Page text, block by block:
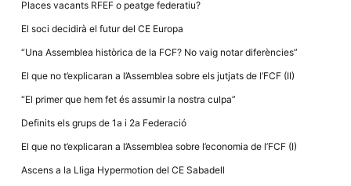
Places vacants RFEF o peatge federatiu?
El soci decidirà el futur del CE Europa
“Una Assemblea històrica de la FCF? No vaig notar diferències”
El que no t’explicaran a l’Assemblea sobre els jutjats de l’FCF (II)
“El primer que hem fet és assumir la nostra culpa”
Definits els grups de 1a i 2a Federació
El que no t’explicaran a l’Assemblea sobre l’economia de l’FCF (I)
Ascens a la Lliga Hypermotion del CE Sabadell